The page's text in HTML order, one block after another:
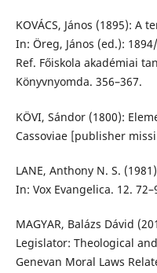
KOVÁCS, János (1895): A
In: Öreg, János (ed.):
Ref. Főiskola akadémiai
Könyvnyomda. 356–367.
KÖVI, Sándor (1800):
Cassoviae [publisher
LANE, Anthony N. S.
In: Vox Evangelica. 12.
MAGYAR, Balázs Dávid
Legislator: Theological
Genevan Moral Laws